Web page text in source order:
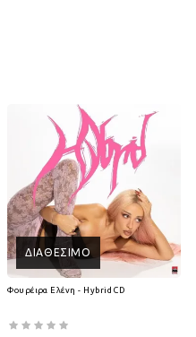
ΔΙΑΘΈΣΙΜΟ
Φουρέιρα Ελένη - Hybrid CD